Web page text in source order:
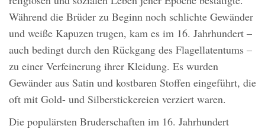
Während die Brüder zu Beginn noch schlichte Gewänder
und weiße Kapuzen trugen, kam es im 16. Jahrhundert –
auch bedingt durch den Rückgang des Flagellatentums –
zu einer Verfeinerung ihrer Kleidung. Es wurden
Gewänder aus Satin und kostbaren Stoffen eingeführt, die
oft mit Gold- und Silberstickereien verziert waren.
Die populärsten Bruderschaften im 16. Jahrhundert